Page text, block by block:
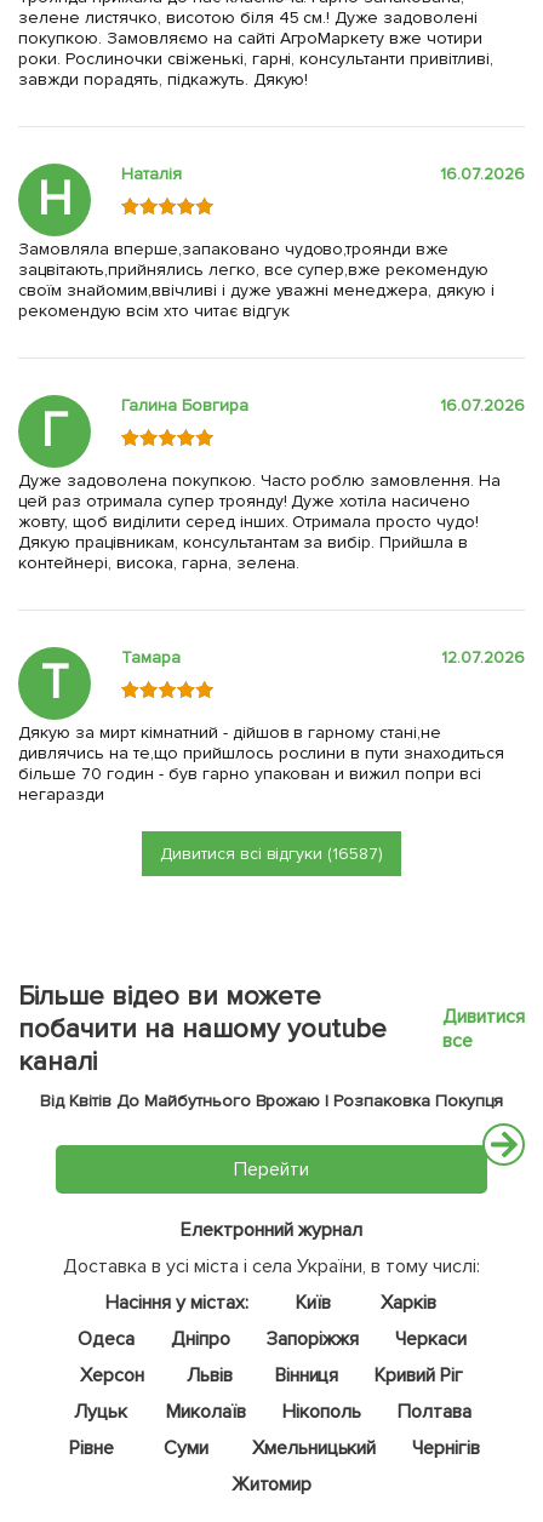
зелене листячко, висотою біля 45 см.! Дуже задоволені
покупкою. Замовляємо на сайті АгроМаркету вже чотири
роки. Рослиночки свіженькі, гарні, консультанти привітливі,
завжди порадять, підкажуть. Дякую!
Н Наталія 16.07.2026
Замовляла вперше,запаковано чудово,троянди вже
зацвітають,прийнялись легко, все супер,вже рекомендую
своїм знайомим,ввічливі і дуже уважні менеджера, дякую і
рекомендую всім хто читає відгук
Г Галина Бовгира 16.07.2026
Дуже задоволена покупкою. Часто роблю замовлення. На
цей раз отримала супер троянду! Дуже хотіла насичено
жовту, щоб виділити серед інших. Отримала просто чудо!
Дякую працівникам, консультантам за вибір. Прийшла в
контейнері, висока, гарна, зелена.
Т Тамара 12.07.2026
Дякую за мирт кімнатний - дійшов в гарному стані,не
дивлячись на те,що прийшлось рослини в пути знаходиться
більше 70 годин - був гарно упакован и вижил попри всі
негаразди
Дивитися всі відгуки (16587)
Більше відео ви можете
побачити на нашому youtube
каналі
Дивитися
все
Від Квітів До Майбутнього Врожаю | Розпаковка Покупця
Перейти
Електронний журнал
Доставка в усі міста і села України, в тому числі:
Насіння у містах:
Київ
Харків
Одеса
Дніпро Запоріжжя
Черкаси
Херсон
Львів Вінниця
Кривий Ріг
Луцьк
Миколаїв Нікополь
Полтава
Рівне
Суми Хмельницький
Чернігів
Житомир